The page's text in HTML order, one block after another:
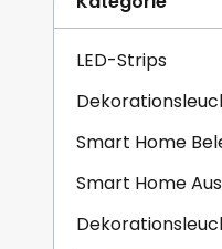
LED-Strips